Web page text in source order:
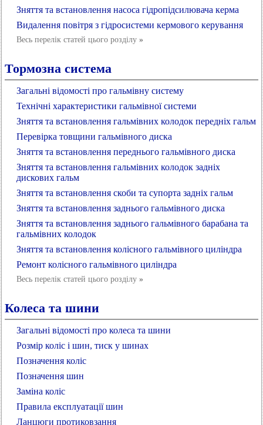
Зняття та встановлення насоса гідропідсилювача керма
Видалення повітря з гідросистеми кермового керування
Весь перелік статей цього розділу »
Тормозна система
Загальні відомості про гальмівну систему
Технічні характеристики гальмівної системи
Зняття та встановлення гальмівних колодок передніх гальм
Перевірка товщини гальмівного диска
Зняття та встановлення переднього гальмівного диска
Зняття та встановлення гальмівних колодок задніх
дискових гальм
Зняття та встановлення скоби та супорта задніх гальм
Зняття та встановлення заднього гальмівного диска
Зняття та встановлення заднього гальмівного барабана та
гальмівних колодок
Зняття та встановлення колісного гальмівного циліндра
Ремонт колісного гальмівного циліндра
Весь перелік статей цього розділу »
Колеса та шини
Загальні відомості про колеса та шини
Розмір коліс і шин, тиск у шинах
Позначення коліс
Позначення шин
Заміна коліс
Правила експлуатації шин
Ланцюги протиковзання